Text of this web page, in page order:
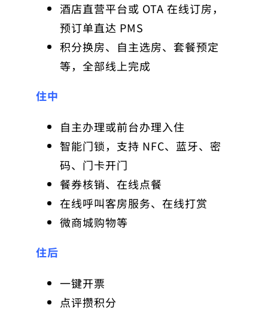
酒店直营平台或 OTA 在线订房，
预订单直达 PMS
积分换房、自主选房、套餐预定
等，全部线上完成
住中
自主办理或前台办理入住
智能门锁，支持 NFC、蓝牙、密
码、门卡开门
餐券核销、在线点餐
在线呼叫客房服务、在线打赏
微商城购物等
住后
一键开票
点评攒积分